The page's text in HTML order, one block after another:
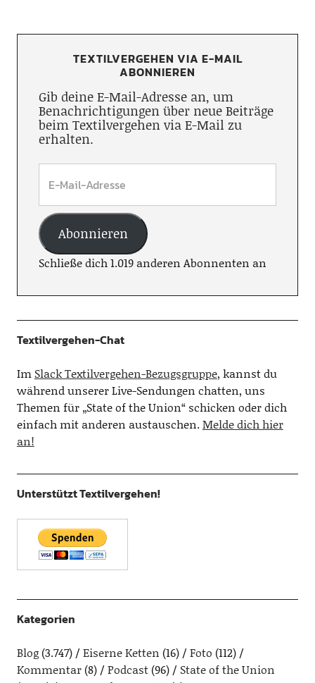
TEXTILVERGEHEN VIA E-MAIL
ABONNIEREN
Gib deine E-Mail-Adresse an, um
Benachrichtigungen über neue Beiträge
beim Textilvergehen via E-Mail zu
erhalten.
Abonnieren
Schließe dich 1.019 anderen Abonnenten an
Textilvergehen-Chat
Im Slack Textilvergehen-Bezugsgruppe, kannst du
während unserer Live-Sendungen chatten, uns
Themen für „State of the Union“ schicken oder dich
einfach mit anderen austauschen.Melde dich hier
an!
Unterstützt Textilvergehen!
Kategorien
Blog(3.747) Eiserne Ketten (16) Foto (112)
Kommentar(8) Podcast(96)
State of the Union